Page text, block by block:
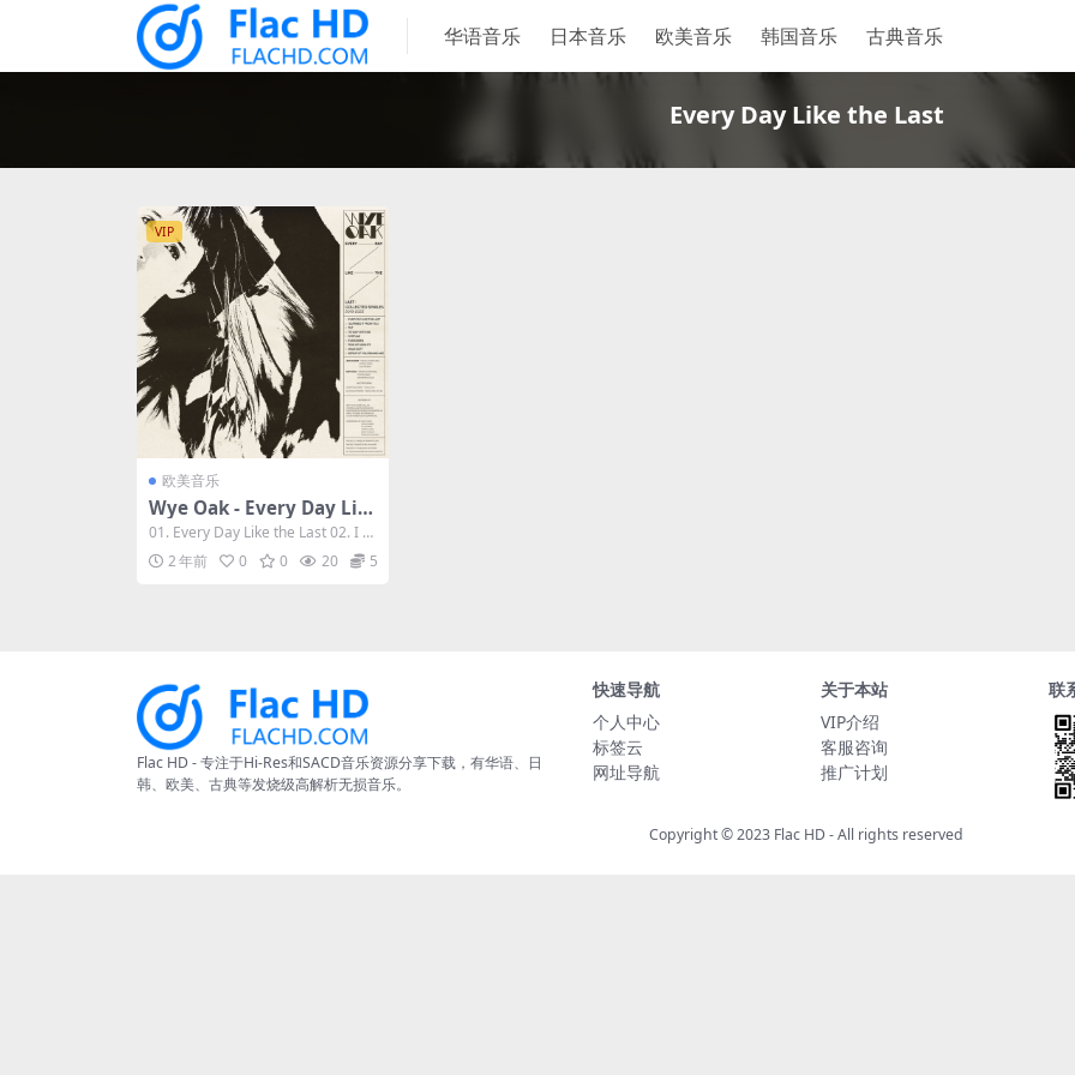
华语音乐 日本音乐 欧美音乐 韩国音乐 古典音乐
Every Day Like the Last
VIP
欧美音乐
Wye Oak - Every Day Lik
e the Last 2023 [24Bit/48
kHz] [Hi-Res Flac 410MB]
01. Every Day Like the Last 02. I L
earne...
2 年前 0 0 20 5
Flac HD - 专注于Hi-Res和SACD音乐资源分享下载，有华语、日
韩、欧美、古典等发烧级高解析无损音乐。
快速导航
个人中心
标签云
网址导航
关于本站
VIP介绍
客服咨询
推广计划
联
Copyright © 2023 Flac HD- All rights reserved